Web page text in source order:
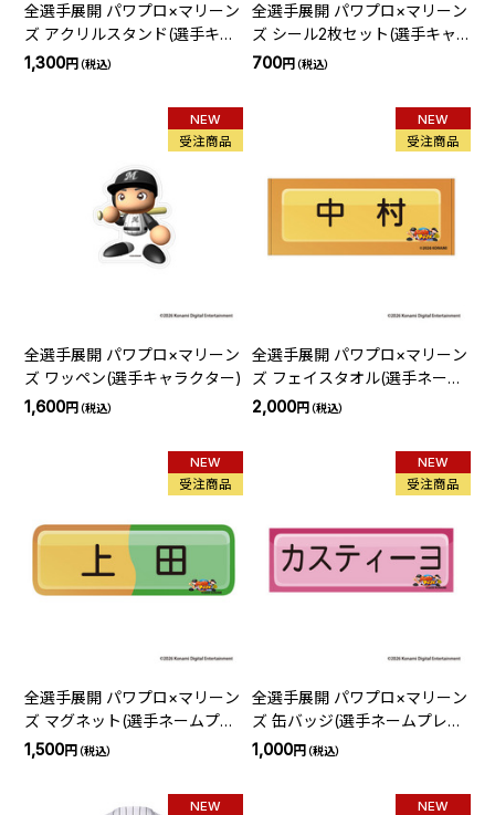
全選手展開 パワプロ×マリーン
ズ アクリルスタンド(選手キャ
ラクター)
1,300円（税込）
全選手展開 パワプロ×マリーン
ズ シール2枚セット(選手キャ
ラクター)
700円（税込）
NEW
受注商品
全選手展開 パワプロ×マリーン
ズ ワッペン(選手キャラクター)
1,600円（税込）
NEW
受注商品
全選手展開 パワプロ×マリーン
ズ フェイスタオル(選手ネーム
プレート)
2,000円（税込）
NEW
受注商品
全選手展開 パワプロ×マリーン
ズ マグネット(選手ネームプレ
ート)
1,500円（税込）
NEW
受注商品
全選手展開 パワプロ×マリーン
ズ 缶バッジ(選手ネームプレー
ト)
1,000円（税込）
NEW
NEW